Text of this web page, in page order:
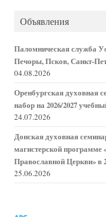
Объявления
Паломническая служба
Печоры, Псков, Санкт-
04.08.2026
Оренбургская духовная
набор на 2026/2027
24.07.2026
Донская духовная
магистерской программе
Православной Церкви» в
25.06.2026